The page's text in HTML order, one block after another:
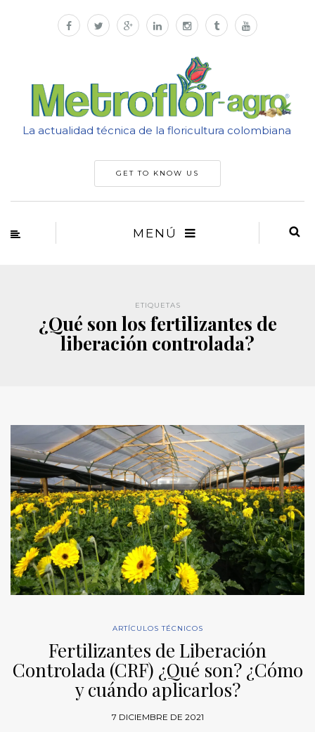
La actualidad técnica de la floricultura colombiana
GET TO KNOW US
MENÚ
ETIQUETAS
¿Qué son los fertilizantes de
liberación controlada?
ARTÍCULOS TÉCNICOS
Fertilizantes de Liberación
Controlada (CRF) ¿Qué son? ¿Cómo
y cuándo aplicarlos?
7 DICIEMBRE DE 2021